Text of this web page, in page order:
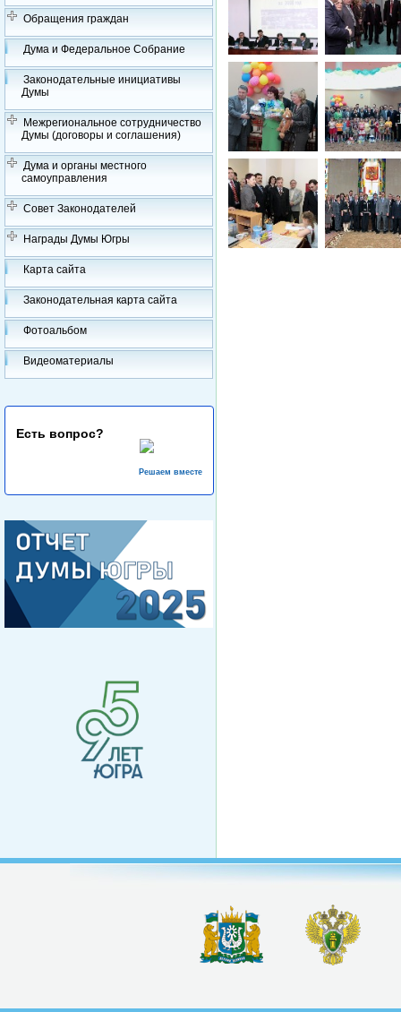
Обращения граждан
Дума и Федеральное Собрание
Законодательные инициативы
Думы
Межрегиональное сотрудничество
Думы (договоры и соглашения)
Дума и органы местного
самоуправления
Совет Законодателей
Награды Думы Югры
Карта сайта
Законодательная карта сайта
Фотоальбом
Видеоматериалы
Есть вопрос?
Решаем вместе